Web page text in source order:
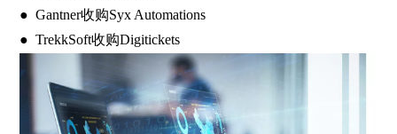
● Gantner收购Syx Automations
● TrekkSoft收购Digitickets